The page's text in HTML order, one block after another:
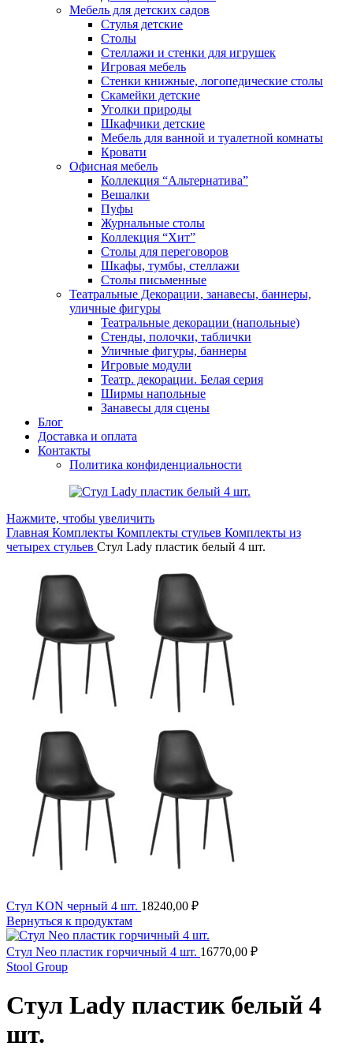
Мебель для детских садов
Стулья детские
Столы
Стеллажи и стенки для игрушек
Игровая мебель
Стенки книжные, логопедические столы
Скамейки детские
Уголки природы
Шкафчики детские
Мебель для ванной и туалетной комнаты
Кровати
Офисная мебель
Коллекция “Альтернатива”
Вешалки
Пуфы
Журнальные столы
Коллекция “Хит”
Столы для переговоров
Шкафы, тумбы, стеллажи
Столы письменные
Театральные Декорации, занавесы, баннеры,
уличные фигуры
Театральные декорации (напольные)
Стенды, полочки, таблички
Уличные фигуры, баннеры
Игровые модули
Театр. декорации. Белая серия
Ширмы напольные
Занавесы для сцены
Блог
Доставка и оплата
Контакты
Политика конфиденциальности
Нажмите, чтобы увеличить
Главная Комплекты Комплекты стульев Комплекты из
четырех стульев Стул Lady пластик белый 4 шт.
Стул KON черный 4 шт. 18240,00 ₽
Вернуться к продуктам
Стул Neo пластик горчичный 4 шт. 16770,00 ₽
Stool Group
Стул Lady пластик белый 4
шт.